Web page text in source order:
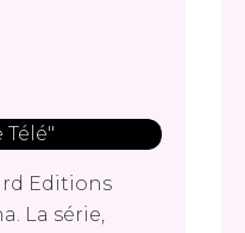
Editions
La série,